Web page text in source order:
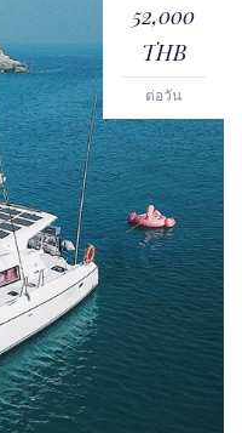
52,000
THB
ต่อวัน